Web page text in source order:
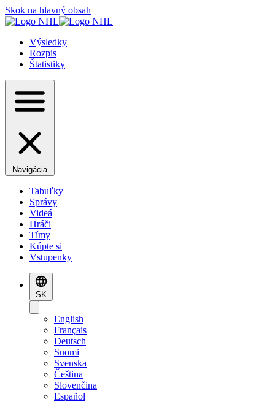
Skok na hlavný obsah
Výsledky
Rozpis
Štatistiky
Navigácia
Tabuľky
Správy
Videá
Hráči
Tímy
Kúpte si
Vstupenky
SK
English
Français
Deutsch
Suomi
Svenska
Čeština
Slovenčina
Español